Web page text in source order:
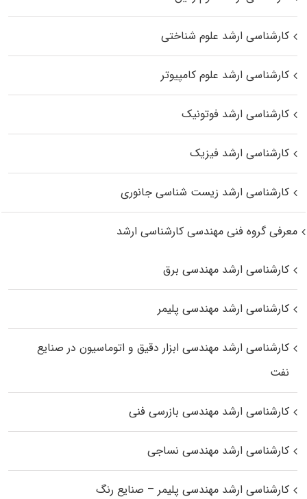
کارشناسی ارشد علوم شناختی
کارشناسی ارشد علوم کامپیوتر
کارشناسی ارشد فوتونیک
کارشناسی ارشد فیزیک
کارشناسی ارشد زیست‌ شناسی جانوری
معرفی گروه فنی مهندسی کارشناسی ارشد
کارشناسی ارشد مهندسی برق
کارشناسی ارشد مهندسی پلیمر
کارشناسی ارشد مهندسی ابزار دقیق و اتوماسیون در صنایع
نفت
کارشناسی ارشد مهندسی بازرسی فنی
کارشناسی ارشد مهندسی نساجی
کارشناسی ارشد مهندسی پلیمر – صنایع رنگ